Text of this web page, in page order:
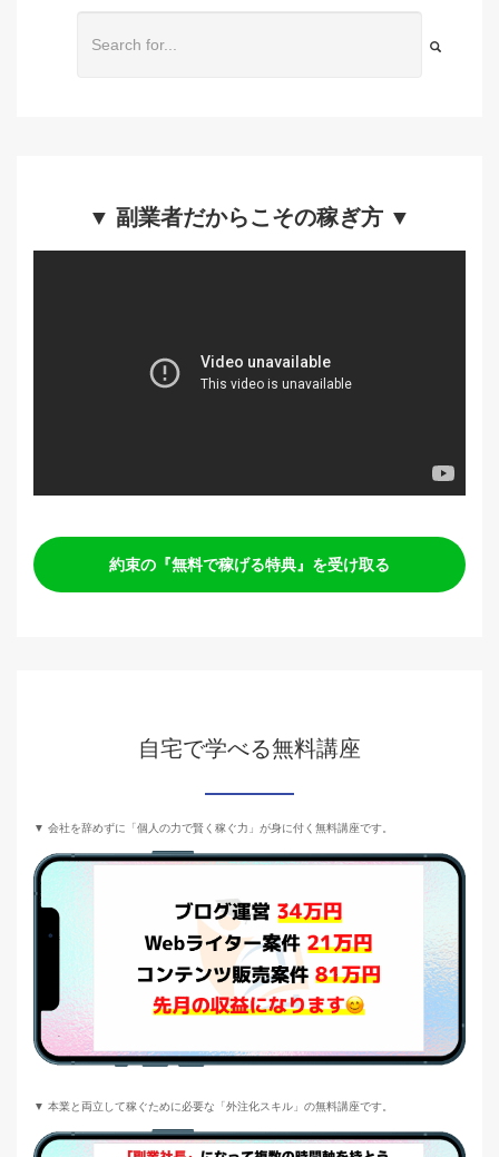
▼ 副業者だからこその稼ぎ方 ▼
約束の『無料で稼げる特典』を受け取る
自宅で学べる無料講座
▼ 会社を辞めずに「個人の力で賢く稼ぐ力」が身に付く無料講座です。
▼ 本業と両立して稼ぐために必要な「外注化スキル」の無料講座です。